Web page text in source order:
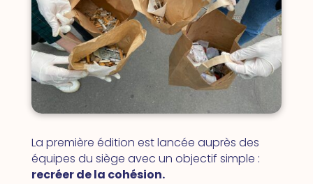
La première édition est lancée auprès des
équipes du siège avec un objectif simple :
recréer de la cohésion.